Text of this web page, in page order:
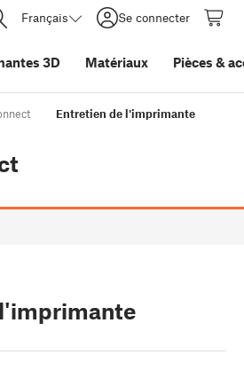
Français Se connecter
3D Matériaux Pièces &
Entretien de l'imprimante